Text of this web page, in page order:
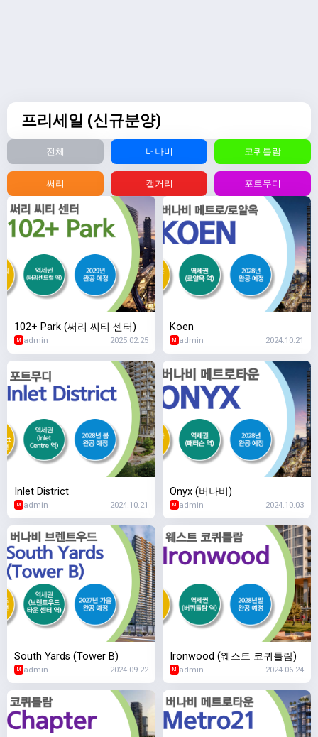
프리세일 (신규분양)
전체 버나비 코퀴틀람
써리 캘거리 포트무디
102+ Park (써리 씨티 센터)
M admin 2025.02.25
Koen
M admin 2024.10.21
Inlet District
M admin 2024.10.21
Onyx (버나비)
M admin 2024.10.03
South Yards (Tower B)
M admin 2024.09.22
Ironwood (웨스트 코퀴틀람)
M admin 2024.06.24